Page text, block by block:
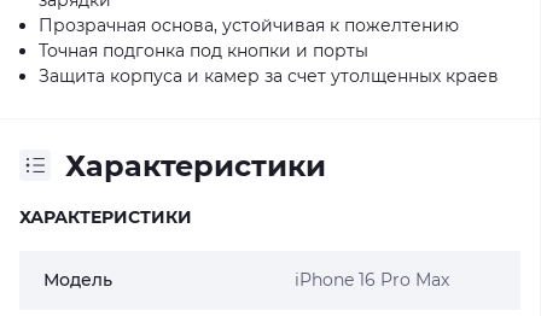
Прозрачная основа, устойчивая к пожелтению
Точная подгонка под кнопки и порты
Защита корпуса и камер за счет утолщенных краев
Характеристики
ХАРАКТЕРИСТИКИ
Модель iPhone 16 Pro Max